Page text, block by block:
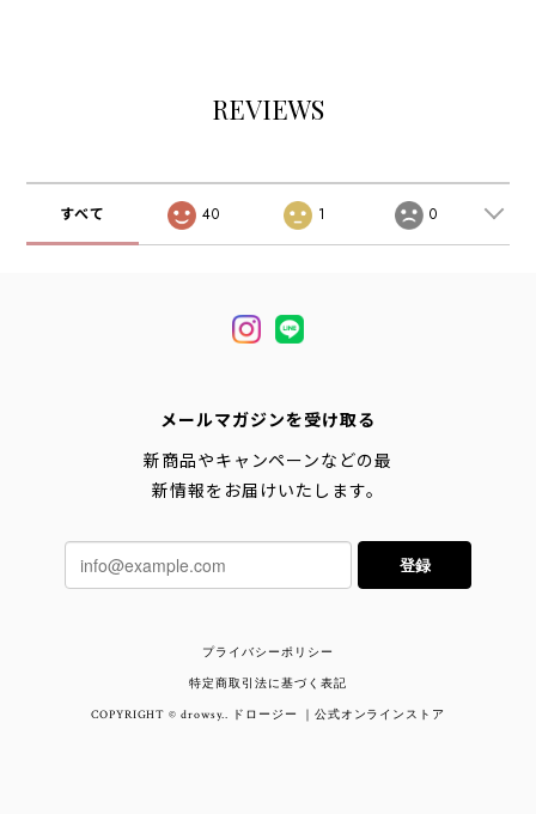
REVIEWS
すべて 40 1 0
メールマガジンを受け取る
新商品やキャンペーンなどの最
新情報をお届けいたします。
登録
プライバシーポリシー
特定商取引法に基づく表記
COPYRIGHT © drowsy.. ドロージー ｜公式オンラインストア